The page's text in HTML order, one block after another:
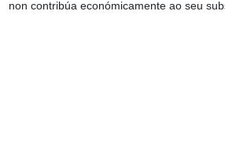
non contribúa económicamente ao seu